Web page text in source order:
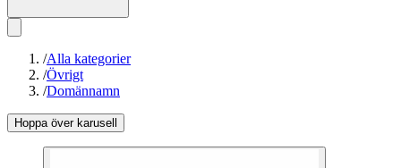
/Alla kategorier
/Övrigt
/Domännamn
Hoppa över karusell